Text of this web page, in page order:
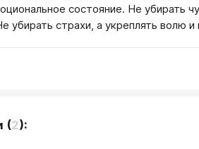
состояние. Не убирать
убирать страхи, а укреплять волю
(2):